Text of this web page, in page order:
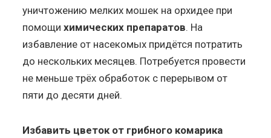
уничтожению мелких мошек на орхидее при
помощихимических препаратов. На
избавление от насекомых придётся потратить
до нескольких месяцев. Потребуется провести
не меньше трёх обработок с перерывом от
пяти до десяти дней.
Избавить цветок от грибного комарика